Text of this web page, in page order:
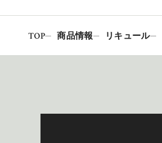
TOP 商品情報 リキュール